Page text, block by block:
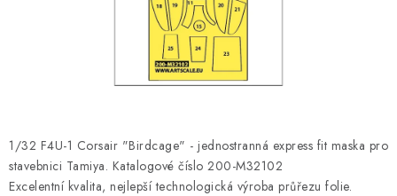
Doprava a platba
Obchodní podmínky
1/32 F4U-1 Corsair "Birdcage" - jednostranná express fit maska pro
stavebnici Tamiya. Katalogové číslo 200-M32102
Excelentní kvalita, nejlepší technologická výroba průřezu folie.